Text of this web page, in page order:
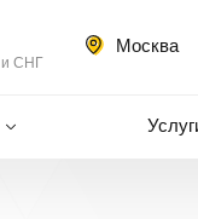
и СНГ
Москва